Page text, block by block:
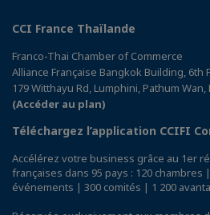
CCI France Thaïlande
Franco-Thai Chamber of Commerce
Alliance Française Bangkok Building, 6th
179 Witthayu Rd, Lumphini, Pathum
(Accéder au plan)
Téléchargez l’application CCIFI
Accélérez votre business grâce au 1er
françaises dans 95 pays : 120
événements | 300 comités | 1 200